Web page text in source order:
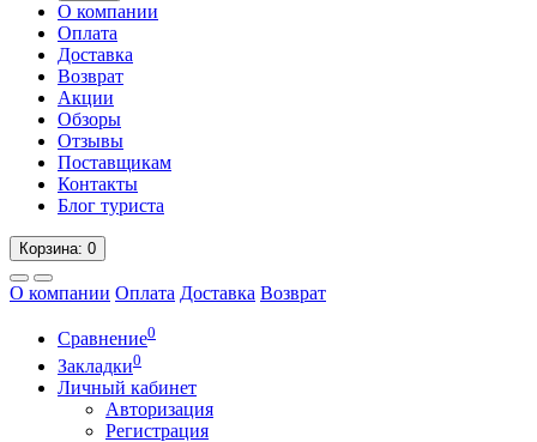
О компании
Оплата
Доставка
Возврат
Акции
Обзоры
Отзывы
Поставщикам
Контакты
Блог туриста
Корзина: 0
О компании Оплата Доставка Возврат
Сравнение0
Закладки0
Личный кабинет
Авторизация
Регистрация